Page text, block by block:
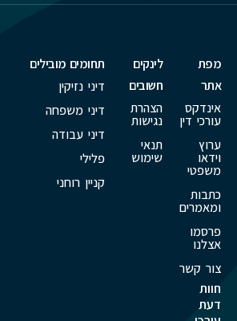
מפת
אתר
אינדקס
עורכי דין
ערוץ
וידאו
משפטי
כתבות
ומאמרים
פרסמו
אצלנו
צור קשר
חוות
דעת
לינקים
חשובים
הצהרת
נגישות
תנאי
שימוש
תחומים מובילים
דיני נזיקין
דיני משפחה
דיני עבודה
פלילי
קניין רוחני